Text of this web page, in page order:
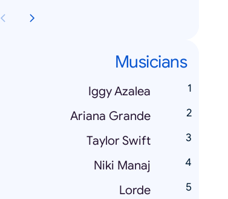
Musicians
Iggy Azalea
Ariana Grande
Taylor Swift
Niki Manaj
Lorde